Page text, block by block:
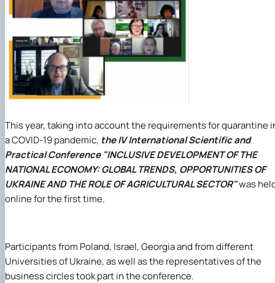
This year, taking into account the requirements for quarantine
a COVID-19 pandemic, the IV International Scientific and
Practical Conference "INCLUSIVE DEVELOPMENT OF THE
NATIONAL ECONOMY: GLOBAL TRENDS, OPPORTUNITIES OF
UKRAINE AND THE ROLE OF AGRICULTURAL SECTOR"was
online for the first time.
Participants from Poland, Israel, Georgia and from different
Universities of Ukraine, as well as the representatives of the
business circles took part in the conference.